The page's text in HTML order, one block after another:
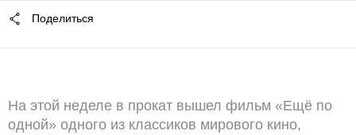
Поделиться
На этой неделе в прокат вышел фильм «Ещё по
одной» одного из классиков мирового кино,